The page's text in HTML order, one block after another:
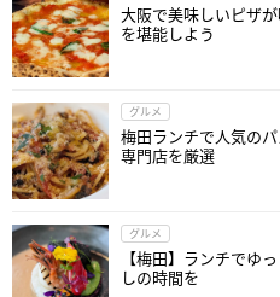
大阪で美味しいピザ
を堪能しよう
グルメ
梅田ランチで人気の
専門店を厳選
グルメ
【梅田】ランチでゆ
しの時間を